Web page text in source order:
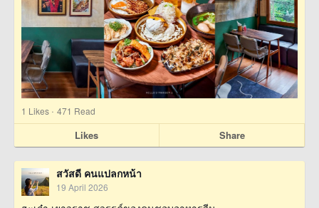
1 Likes · 471 Read
Likes Share
สวัสดี คนแปลกหน้า
19 April 2026